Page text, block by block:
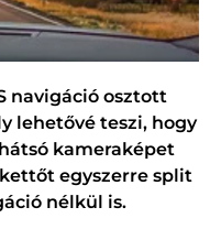
navigáció osztott
lehetővé teszi, hogy
kameraképet
egyszerre split
nélkül is.